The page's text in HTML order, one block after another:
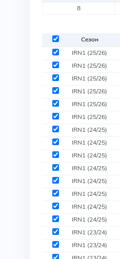
8
Сезон
IRN1 (25/26)
IRN1 (25/26)
IRN1 (25/26)
IRN1 (25/26)
IRN1 (25/26)
IRN1 (25/26)
IRN1 (24/25)
IRN1 (24/25)
IRN1 (24/25)
IRN1 (24/25)
IRN1 (24/25)
IRN1 (24/25)
IRN1 (24/25)
IRN1 (24/25)
IRN1 (23/24)
IRN1 (23/24)